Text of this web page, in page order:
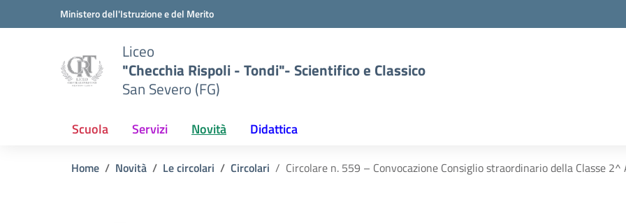
Vai ai contenuti
Vai al menu di navigazioneMinistero dell'Istruzione e del Merito
Liceo
"Checchia Rispoli - Tondi"- Scientifico e Classico
San Severo (FG)
Scuola Servizi Novità Didattica
Home Novità Le circolari Circolari Circolare n. 559 – Convocazione Consiglio straordinario della Classe 2^